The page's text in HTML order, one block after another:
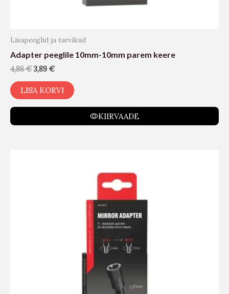
Lisapeeglid ja tarvikud
Adapter peeglile 10mm-10mm parem keere
4,86€ 3,89 €
LISA KORVI
KIIRVAADE